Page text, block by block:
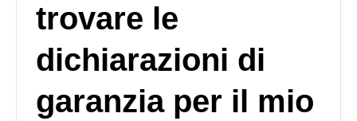
trovare le
dichiarazioni di
garanzia per il mio